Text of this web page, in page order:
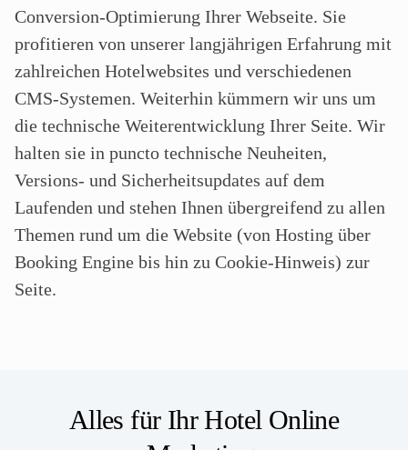
Conversion-Optimierung Ihrer Webseite. Sie
profitieren von unserer langjährigen Erfahrung mit
zahlreichen Hotelwebsites und verschiedenen
CMS-Systemen. Weiterhin kümmern wir uns um
die technische Weiterentwicklung Ihrer Seite. Wir
halten sie in puncto technische Neuheiten,
Versions- und Sicherheitsupdates auf dem
Laufenden und stehen Ihnen übergreifend zu allen
Themen rund um die Website (von Hosting über
Booking Engine bis hin zu Cookie-Hinweis) zur
Seite.
Alles für Ihr Hotel Online